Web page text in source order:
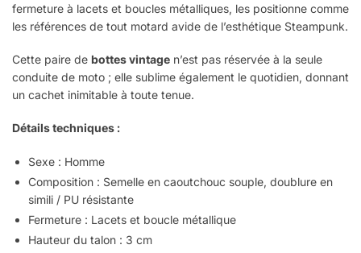
fermeture à lacets et boucles métalliques, les positionne comme
les références de tout motard avide de l’esthétique Steampunk.
Cette paire de bottes vintage n’est pas réservée à la seule
conduite de moto ; elle sublime également le quotidien, donnant
un cachet inimitable à toute tenue.
Détails techniques :
Sexe : Homme
Composition : Semelle en caoutchouc souple, doublure en
simili / PU résistante
Fermeture : Lacets et boucle métallique
Hauteur du talon : 3 cm